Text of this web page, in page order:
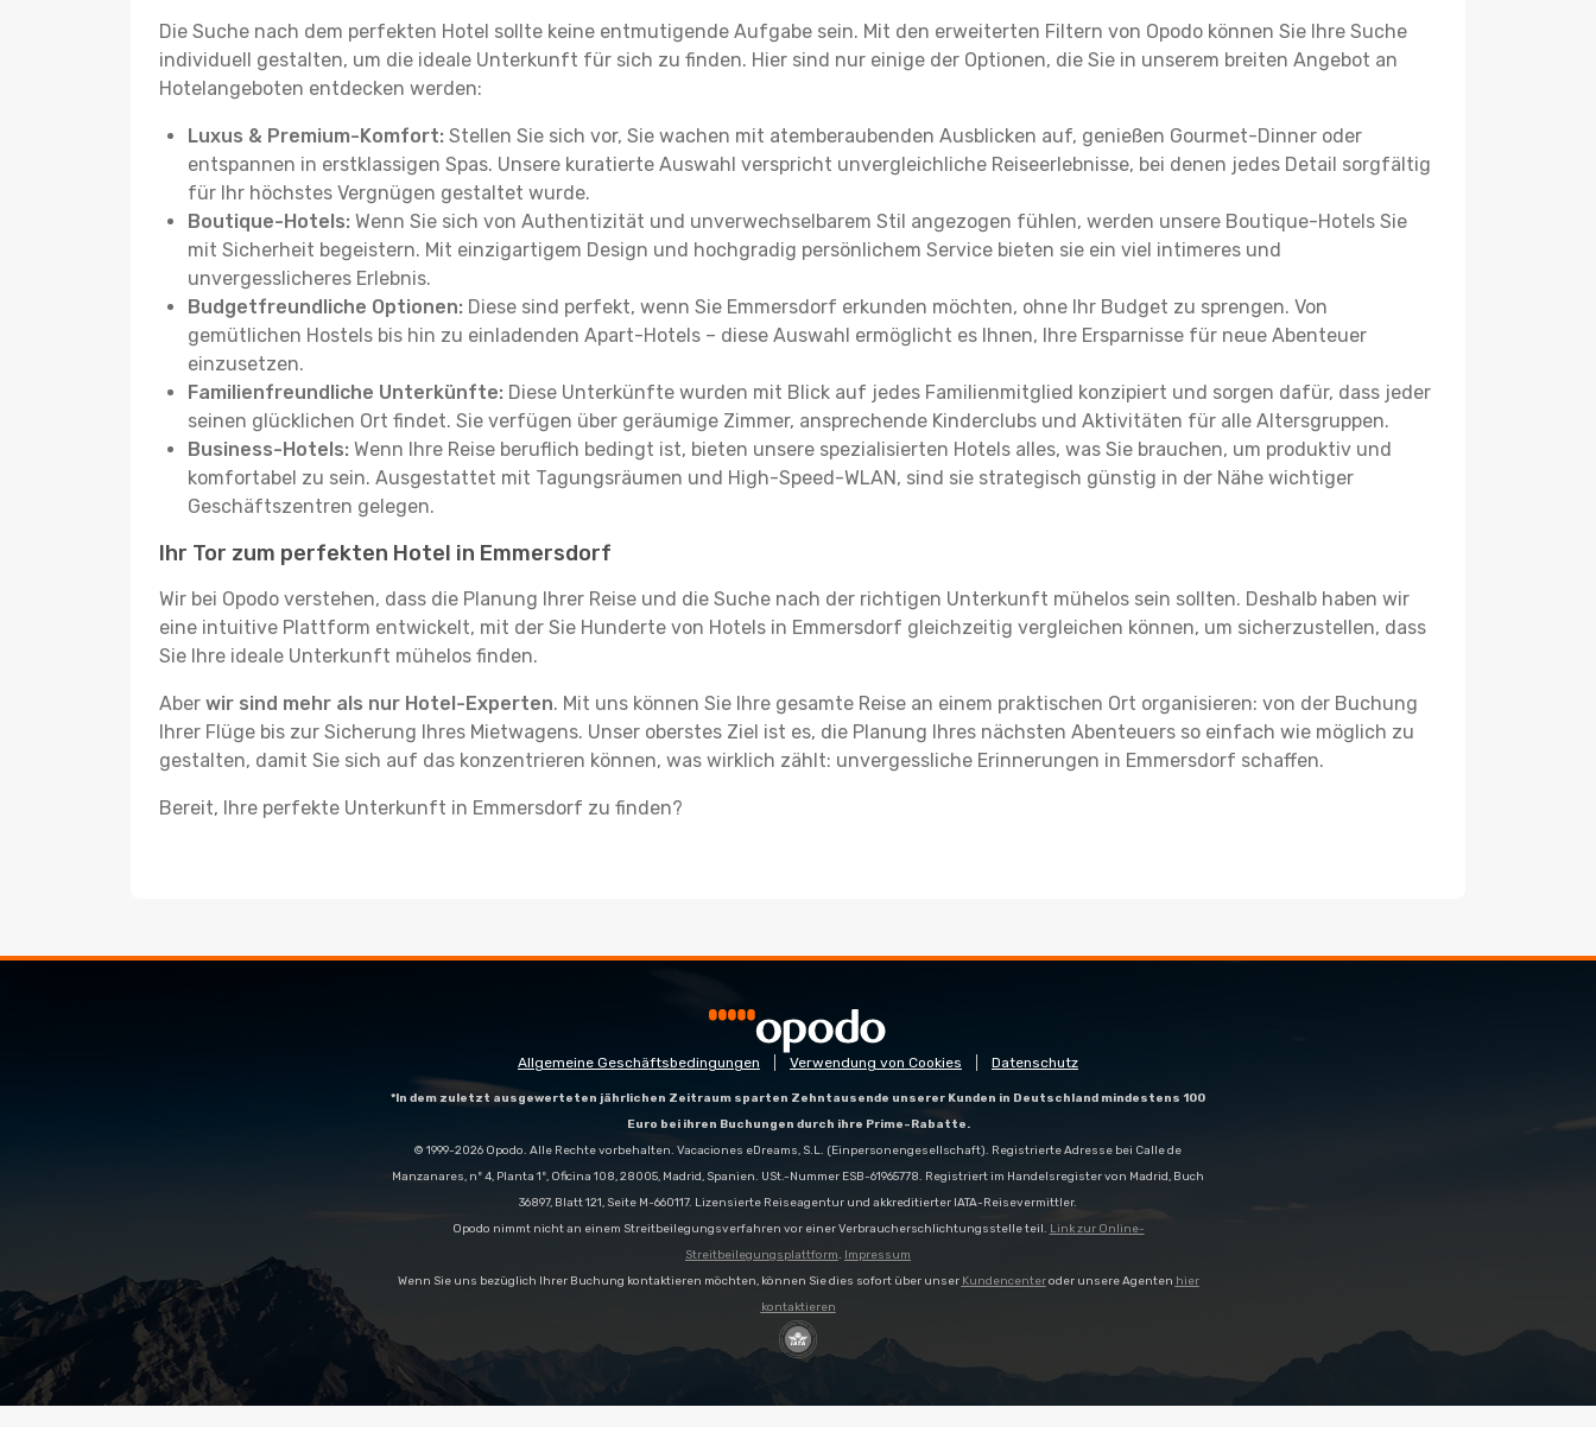
Die Suche nach dem perfekten Hotel sollte keine entmutigende Aufgabe sein. Mit den erweiterten Filtern von Opodo können Sie Ihre Suche
individuell gestalten, um die ideale Unterkunft für sich zu finden. Hier sind nur einige der Optionen, die Sie in unserem breiten Angebot an
Hotelangeboten entdecken werden:
Luxus & Premium-Komfort: Stellen Sie sich vor, Sie wachen mit atemberaubenden Ausblicken auf, genießen Gourmet-Dinner oder
entspannen in erstklassigen Spas. Unsere kuratierte Auswahl verspricht unvergleichliche Reiseerlebnisse, bei denen jedes Detail sorgfältig
für Ihr höchstes Vergnügen gestaltet wurde.
Boutique-Hotels: Wenn Sie sich von Authentizität und unverwechselbarem Stil angezogen fühlen, werden unsere Boutique-Hotels Sie
mit Sicherheit begeistern. Mit einzigartigem Design und hochgradig persönlichem Service bieten sie ein viel intimeres und
unvergesslicheres Erlebnis.
Budgetfreundliche Optionen: Diese sind perfekt, wenn Sie Emmersdorf erkunden möchten, ohne Ihr Budget zu sprengen. Von
gemütlichen Hostels bis hin zu einladenden Apart-Hotels – diese Auswahl ermöglicht es Ihnen, Ihre Ersparnisse für neue Abenteuer
einzusetzen.
Familienfreundliche Unterkünfte: Diese Unterkünfte wurden mit Blick auf jedes Familienmitglied konzipiert und sorgen dafür, dass jeder
seinen glücklichen Ort findet. Sie verfügen über geräumige Zimmer, ansprechende Kinderclubs und Aktivitäten für alle Altersgruppen.
Business-Hotels: Wenn Ihre Reise beruflich bedingt ist, bieten unsere spezialisierten Hotels alles, was Sie brauchen, um produktiv und
komfortabel zu sein. Ausgestattet mit Tagungsräumen und High-Speed-WLAN, sind sie strategisch günstig in der Nähe wichtiger
Geschäftszentren gelegen.
Ihr Tor zum perfekten Hotel in Emmersdorf
Wir bei Opodo verstehen, dass die Planung Ihrer Reise und die Suche nach der richtigen Unterkunft mühelos sein sollten. Deshalb haben wir
eine intuitive Plattform entwickelt, mit der Sie Hunderte von Hotels in Emmersdorf gleichzeitig vergleichen können, um sicherzustellen, dass
Sie Ihre ideale Unterkunft mühelos finden.
Aber wir sind mehr als nur Hotel-Experten. Mit uns können Sie Ihre gesamte Reise an einem praktischen Ort organisieren: von der Buchung
Ihrer Flüge bis zur Sicherung Ihres Mietwagens. Unser oberstes Ziel ist es, die Planung Ihres nächsten Abenteuers so einfach wie möglich zu
gestalten, damit Sie sich auf das konzentrieren können, was wirklich zählt: unvergessliche Erinnerungen in Emmersdorf schaffen.
Bereit, Ihre perfekte Unterkunft in Emmersdorf zu finden?
Allgemeine Geschäftsbedingungen Verwendung von Cookies Datenschutz
*In dem zuletzt ausgewerteten jährlichen Zeitraum sparten Zehntausende unserer Kunden in Deutschland mindestens 100
Euro bei ihren Buchungen durch ihre Prime-Rabatte.
© 1999-2026 Opodo. Alle Rechte vorbehalten. Vacaciones eDreams, S.L. (Einpersonengesellschaft). Registrierte Adresse bei Calle de
Manzanares, nº 4, Planta 1º, Oficina 108, 28005, Madrid, Spanien. USt.-Nummer ESB-61965778. Registriert im Handelsregister von Madrid, Buch
36897, Blatt 121, Seite M-660117. Lizensierte Reiseagentur und akkreditierter IATA-Reisevermittler.
Opodo nimmt nicht an einem Streitbeilegungsverfahren vor einer Verbraucherschlichtungsstelle teil. Link zur Online-
Streitbeilegungsplattform. Impressum
Wenn Sie uns bezüglich Ihrer Buchung kontaktieren möchten, können Sie dies sofort über unser Kundencenteroder unsere Agenten hier
kontaktieren